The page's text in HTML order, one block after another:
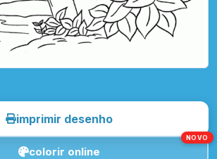
imprimir desenho
colorir online
NOVO